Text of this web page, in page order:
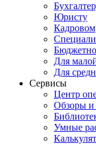
Юристу
Для
Для
Сервисы
Центр
Обзоры и
Умные